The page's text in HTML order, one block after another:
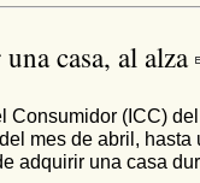
casa, al alza
Consumidor (ICC)
mes de abril, hasta
adquirir una casa